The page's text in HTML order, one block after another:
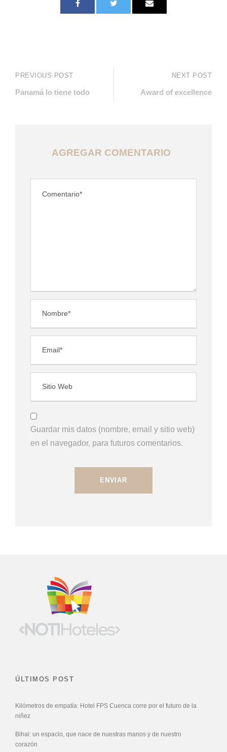
PREVIOUS POST
Panamá lo tiene todo
NEXT POST
Award of excellence
AGREGAR COMENTARIO
Guardar mis datos (nombre, email y sitio web)
en el navegador, para futuros comentarios.
ÚLTIMOS POST
Kilómetros de empatía: Hotel FPS Cuenca corre por el futuro de la
niñez
Bihai: un espacio, que nace de nuestras manos y de nuestro
corazón